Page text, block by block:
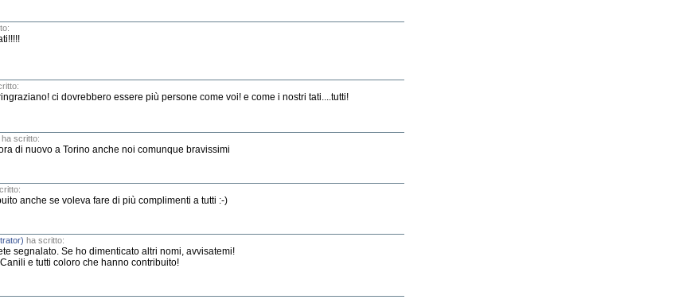
ci dovrebbero essere più persone come voi! e come i nostri tati....tutti!
ha scritto:
di nuovo a Torino anche noi comunque bravissimi
anche se voleva fare di più complimenti a tutti :-)
ha scritto:
segnalato. Se ho dimenticato altri nomi, avvisatemi!
e tutti coloro che hanno contribuito!